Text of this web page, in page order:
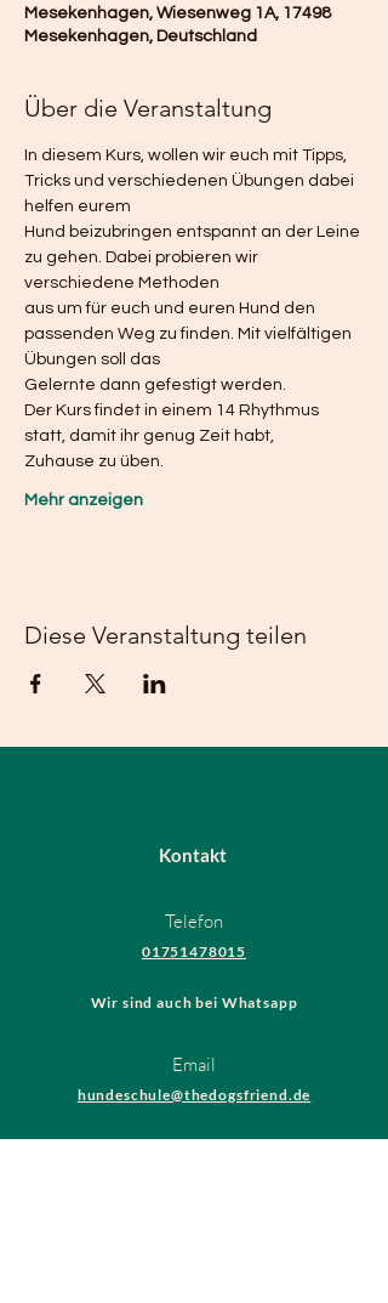
Mesekenhagen, Wiesenweg 1A, 17498
Mesekenhagen, Deutschland
Über die Veranstaltung
In diesem Kurs, wollen wir euch mit Tipps,
Tricks und verschiedenen Übungen dabei
helfen eurem
Hund beizubringen entspannt an der Leine
zu gehen. Dabei probieren wir
verschiedene Methoden
aus um für euch und euren Hund den
passenden Weg zu finden. Mit vielfältigen
Übungen soll das
Gelernte dann gefestigt werden.
Der Kurs findet in einem 14 Rhythmus
statt, damit ihr genug Zeit habt,
Zuhause zu üben.
Mehr anzeigen
Diese Veranstaltung teilen
Kontakt
Telefon
01751478015
Wir sind auch bei Whatsapp
Email
hundeschule@thedogsfriend.de